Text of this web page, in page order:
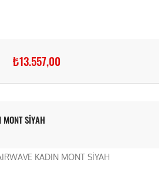
₺13.557,00
SİYAH